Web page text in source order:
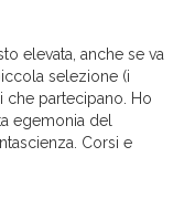
elevata, anche se va
selezione (i
che partecipano. Ho
egemonia del
Corsi e